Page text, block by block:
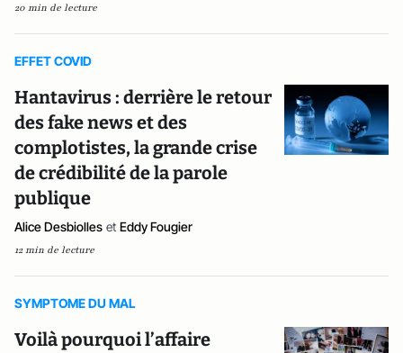
20 min de lecture
EFFET COVID
Hantavirus : derrière le retour
des fake news et des
complotistes, la grande crise
de crédibilité de la parole
publique
Alice Desbiolles et Eddy Fougier
12 min de lecture
SYMPTOME DU MAL
Voilà pourquoi l’affaire